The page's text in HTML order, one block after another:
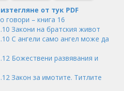
от тук PDF
говори – книга 16
Закони на братския живот
С ангели само ангел може да
Божествени развявания и
Закон за имотите. Титлите